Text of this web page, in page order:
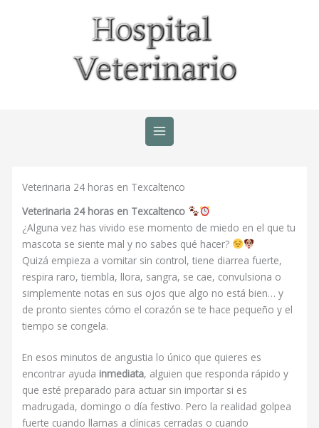
Veterinaria 24 horas en Texcaltenco
Veterinaria 24 horas en Texcaltenco
¿Alguna vez has vivido ese momento de miedo en el que tu
mascota se siente mal y no sabes qué hacer?
Quizá empieza a vomitar sin control, tiene diarrea fuerte,
respira raro, tiembla, llora, sangra, se cae, convulsiona o
simplemente notas en sus ojos que algo no está bien… y
de pronto sientes cómo el corazón se te hace pequeño y el
tiempo se congela.
En esos minutos de angustia lo único que quieres es
encontrar ayuda inmediata, alguien que responda rápido y
que esté preparado para actuar sin importar si es
madrugada, domingo o día festivo. Pero la realidad golpea
fuerte cuando llamas a clínicas cerradas o cuando